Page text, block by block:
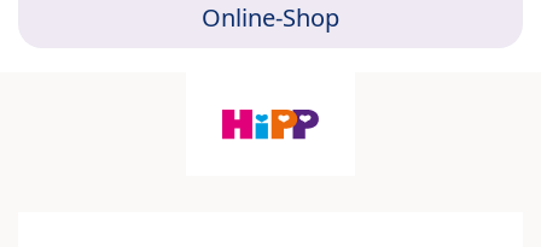
Online-Shop